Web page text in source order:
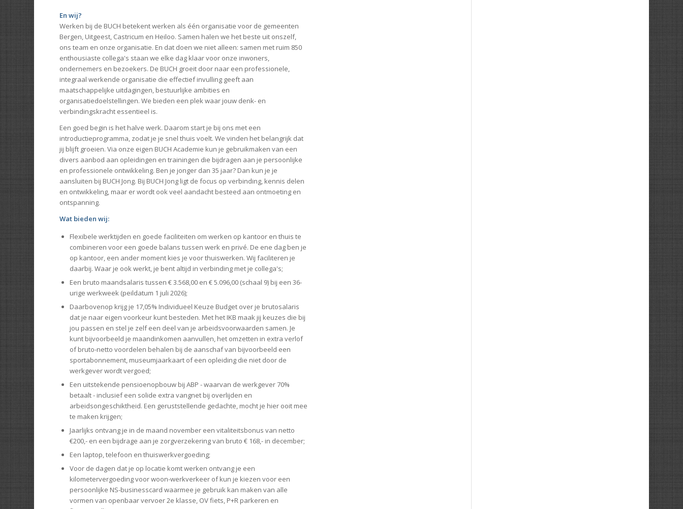
En wij?
Werken bij de BUCH betekent werken als één organisatie voor de gemeenten
Bergen, Uitgeest, Castricum en Heiloo. Samen halen we het beste uit onszelf,
ons team en onze organisatie. En dat doen we niet alleen: samen met ruim 850
enthousiaste collega's staan we elke dag klaar voor onze inwoners,
ondernemers en bezoekers. De BUCH groeit door naar een professionele,
integraal werkende organisatie die effectief invulling geeft aan
maatschappelijke uitdagingen, bestuurlijke ambities en
organisatiedoelstellingen. We bieden een plek waar jouw denk- en
verbindingskracht essentieel is.
Een goed begin is het halve werk. Daarom start je bij ons met een
introductieprogramma, zodat je je snel thuis voelt. We vinden het belangrijk dat
jij blijft groeien. Via onze eigen BUCH Academie kun je gebruikmaken van een
divers aanbod aan opleidingen en trainingen die bijdragen aan je persoonlijke
en professionele ontwikkeling. Ben je jonger dan 35 jaar? Dan kun je je
aansluiten bij BUCH Jong. Bij BUCH Jong ligt de focus op verbinding, kennis delen
en ontwikkeling, maar er wordt ook veel aandacht besteed aan ontmoeting en
ontspanning.
Wat bieden wij:
Flexibele werktijden en goede faciliteiten om werken op kantoor en thuis te
combineren voor een goede balans tussen werk en privé. De ene dag ben je
op kantoor, een ander moment kies je voor thuiswerken. Wij faciliteren je
daarbij. Waar je ook werkt, je bent altijd in verbinding met je collega's;
Een bruto maandsalaris tussen € 3.568,00 en € 5.096,00 (schaal 9) bij een 36-
urige werkweek (peildatum 1 juli 2026);
Daarbovenop krijg je 17,05% Individueel Keuze Budget over je brutosalaris
dat je naar eigen voorkeur kunt besteden. Met het IKB maak jij keuzes die bij
jou passen en stel je zelf een deel van je arbeidsvoorwaarden samen. Je
kunt bijvoorbeeld je maandinkomen aanvullen, het omzetten in extra verlof
of bruto-netto voordelen behalen bij de aanschaf van bijvoorbeeld een
sportabonnement, museumjaarkaart of een opleiding die niet door de
werkgever wordt vergoed;
Een uitstekende pensioenopbouw bij ABP - waarvan de werkgever 70%
betaalt - inclusief een solide extra vangnet bij overlijden en
arbeidsongeschiktheid. Een geruststellende gedachte, mocht je hier ooit mee
te maken krijgen;
Jaarlijks ontvang je in de maand november een vitaliteitsbonus van netto
€200,- en een bijdrage aan je zorgverzekering van bruto € 168,- in december;
Een laptop, telefoon en thuiswerkvergoeding;
Voor de dagen dat je op locatie komt werken ontvang je een
kilometervergoeding voor woon-werkverkeer of kun je kiezen voor een
persoonlijke NS-businesscard waarmee je gebruik kan maken van alle
vormen van openbaar vervoer 2e klasse, OV fiets, P+R parkeren en